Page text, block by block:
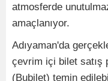
atmosferde
amaçlanıyor.
Adıyaman'da
çevrim içi bilet satış
(Bubilet) temin